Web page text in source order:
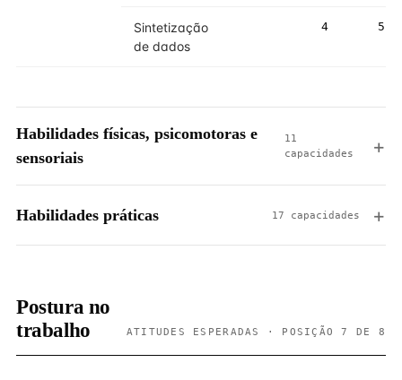
Sintetização
de dados
4 5
Habilidades físicas, psicomotoras e
sensoriais
11
capacidades
Habilidades práticas 17 capacidades
Postura no
trabalho
ATITUDES ESPERADAS · POSIÇÃO 7 DE 8